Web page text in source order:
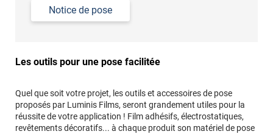
Notice de pose
Les outils pour une pose facilitée
Quel que soit votre projet, les outils et accessoires de pose
proposés par Luminis Films, seront grandement utiles pour la
réussite de votre application ! Film adhésifs, électrostatiques,
revêtements décoratifs... à chaque produit son matériel de pose